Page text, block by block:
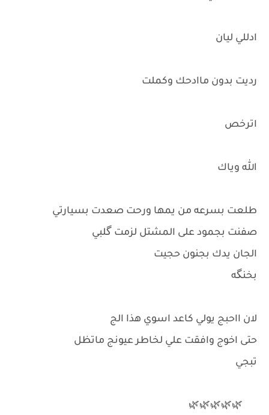
ادللي ليان
رديت بدون ماادحك وكملت
اترخص
الله وياك
طلعت بسرعه من يمها ورحت صعدت بسيارتي
صفنت بجمود على المشتل لزمت گلبي
الجان يدك بجنون حجيت
بخنگه
لان ااحبج يولي كاعد اسوي هذا الج
حتى اخوج وافقت علي لخاطر عيونج ماتظل
تبجي
🌿🌿🌿🌿🌿